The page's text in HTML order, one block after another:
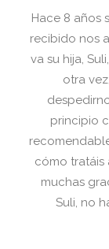
Hace 8 años
recibido nos
va su hija,
otra
principio
cómo tratáis
muchas
Suli, no